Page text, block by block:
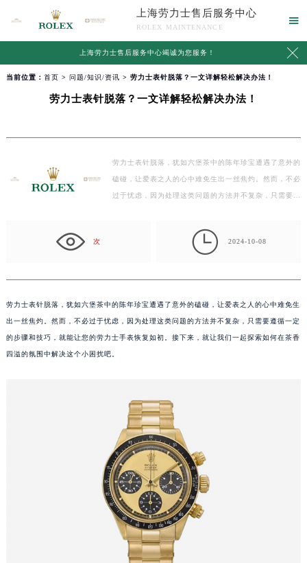
上海劳力士售后服务中心
ROLEX MAINTENANCE

上海劳力士售后服务中心竭诚为您服务！ 
当前位置： 首页 > 问题/知识/资讯 > 劳力士表针脱落？一文详解轻松解决办法！
劳力士表针脱落？一文详解轻松解决办法！
劳力士表针脱落，犹如六堡茶中的陈年珍宝遭遇了意外的
磕碰，让爱表之人的心中难免生出一丝焦灼。然而，不必
过于忧虑，因为处理这类问题的方法并不复杂，只需要遵
次  2024-10-08
劳力士表针脱落，犹如六堡茶中的陈年珍宝遭遇了意外的磕碰，让爱表之人的心中难免生
出一丝焦灼。然而，不必过于忧虑，因为处理这类问题的方法并不复杂，只需要遵循一定
的步骤和技巧，就能让您的劳力士手表恢复如初。接下来，就让我们一起探索如何在茶香
四溢的氛围中解决这个小困扰吧。